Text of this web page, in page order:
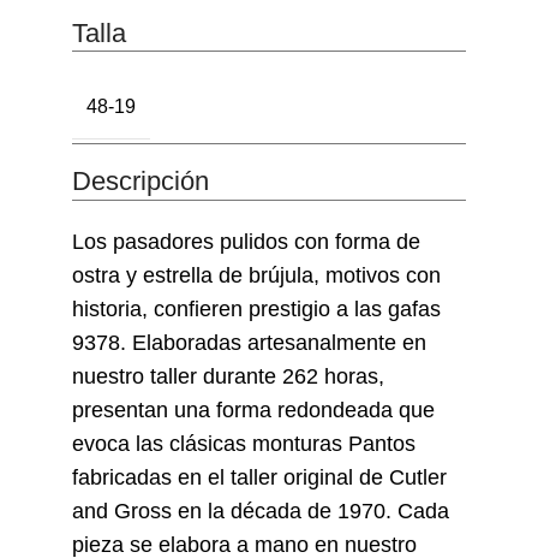
Talla
48-19
Descripción
Los pasadores pulidos con forma de
ostra y estrella de brújula, motivos con
historia, confieren prestigio a las gafas
9378. Elaboradas artesanalmente en
nuestro taller durante 262 horas,
presentan una forma redondeada que
evoca las clásicas monturas Pantos
fabricadas en el taller original de Cutler
and Gross en la década de 1970. Cada
pieza se elabora a mano en nuestro